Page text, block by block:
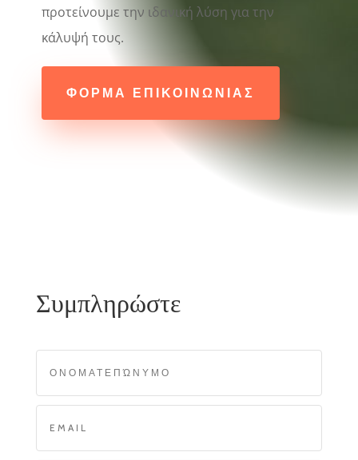
προτείνουμε την ιδανική λύση για την
κάλυψή τους.
ΦΟΡΜΑ ΕΠΙΚΟΙΝΩΝΙΑΣ
Συμπληρώστε